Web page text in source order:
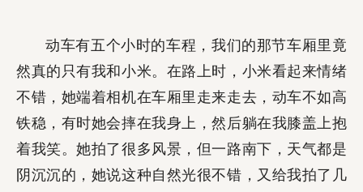
动车有五个小时的车程，我们的那节车厢里竟
然真的只有我和小米。在路上时，小米看起来情绪
不错，她端着相机在车厢里走来走去，动车不如高
铁稳，有时她会摔在我身上，然后躺在我膝盖上抱
着我笑。她拍了很多风景，但一路南下，天气都是
阴沉沉的，她说这种自然光很不错，又给我拍了几